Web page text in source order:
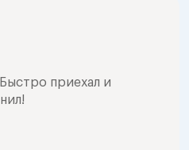
приехал и